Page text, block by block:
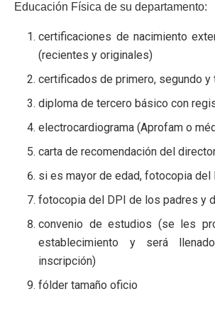
Educación Física de su departamento:
certificaciones de nacimiento
(recientes y originales)
certificados de primero, segundo y
diploma de tercero básico con
electrocardiograma (Aprofam o
carta de recomendación del
si es mayor de edad, fotocopia del
fotocopia del DPI de los padres y
convenio de estudios (se les
establecimiento y será
inscripción)
fólder tamaño oficio